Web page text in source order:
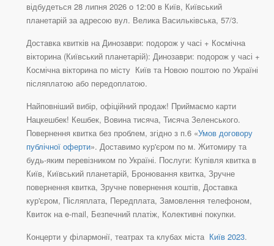
відбудеться 28 липня 2026 о 12:00 в Київ, Київський
планетарій за адресою вул. Велика Васильківська, 57/3.
Доставка квитків на Динозаври: подорож у часі + Космічна
вікторина (Київський планетарій): Динозаври: подорож у часі +
Космічна вікторина по місту Київ та Новою поштою по Україні
післяплатою або передоплатою.
Найповніший вибір, офіційний продаж! Приймаємо карти
Нацкешбек! Кешбек, Вовина тисяча, Тисяча Зеленського.
Повернення квитка без проблем, згідно з п.6 «Умов договору
публічної оферти». Доставимо кур'єром по м. Житомиру та
будь-яким перевізником по Україні. Послуги: Купівля квитка в
Київ, Київський планетарій, Бронювання квитка, Зручне
повернення квитка, Зручне повернення коштів, Доставка
кур'єром, Післяплата, Передплата, Замовлення телефоном,
Квиток на e-mail, Безпечний платіж, Колективні покупки.
Концерти у філармонії, театрах та клубах міста Київ 2023.